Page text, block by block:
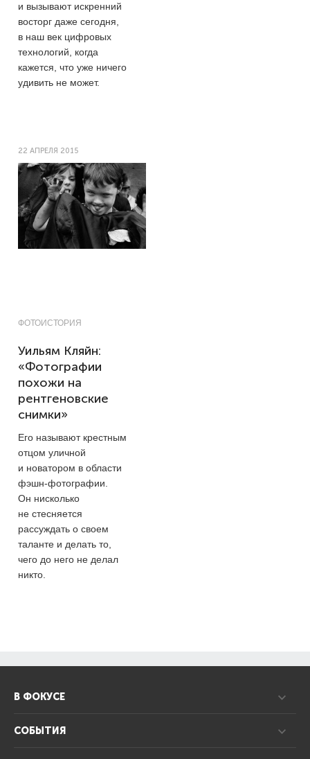
и вызывают искренний
восторг даже сегодня,
в наш век цифровых
технологий, когда
кажется, что уже ничего
удивить не может.
22 АПРЕЛЯ 2015
ФОТОИСТОРИЯ
Уильям Кляйн:
«Фотографии
похожи на
рентгеновские
снимки»
Его называют крестным
отцом уличной
и новатором в области
фэшн-фотографии.
Он нисколько
не стесняется
рассуждать о своем
таланте и делать то,
чего до него не делал
никто.
В ФОКУСЕ
СОБЫТИЯ